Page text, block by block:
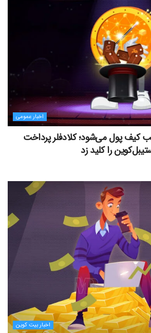
اخبار عمومی
پول می‌شود؛ کلادفلر پرداخت
را کلید زد
اخبار بیت کوین